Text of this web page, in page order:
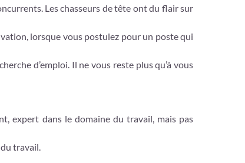
Les chasseurs de tête ont du flair sur
lorsque vous postulez pour un poste qui
d’emploi. Il ne vous reste plus qu’à vous
expert dans le domaine du travail, mais pas
travail.